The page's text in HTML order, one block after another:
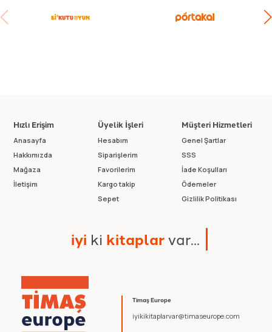
Timaş Europe
iyikikitaplarvar@timaseurope.com
Hızlı Erişim
Anasayfa
Hakkımızda
Mağaza
İletişim
Üyelik İşleri
Hesabım
Siparişlerim
Favorilerim
Kargo takip
Sepet
Müşteri Hizmetleri
Genel Şartlar
SSS
İade Koşulları
Ödemeler
Gizlilik Politikası
iyi ki kitaplarvar...